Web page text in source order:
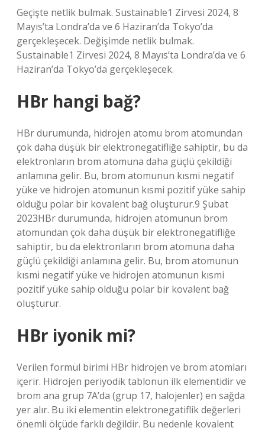
Geçişte netlik bulmak. Sustainable1 Zirvesi 2024, 8
Mayıs’ta Londra’da ve 6 Haziran’da Tokyo’da
gerçekleşecek. Değişimde netlik bulmak.
Sustainable1 Zirvesi 2024, 8 Mayıs’ta Londra’da ve 6
Haziran’da Tokyo’da gerçekleşecek.
HBr hangi bağ?
HBr durumunda, hidrojen atomu brom atomundan
çok daha düşük bir elektronegatifliğe sahiptir, bu da
elektronların brom atomuna daha güçlü çekildiği
anlamına gelir. Bu, brom atomunun kısmi negatif
yüke ve hidrojen atomunun kısmi pozitif yüke sahip
olduğu polar bir kovalent bağ oluşturur.9 Şubat
2023HBr durumunda, hidrojen atomunun brom
atomundan çok daha düşük bir elektronegatifliğe
sahiptir, bu da elektronların brom atomuna daha
güçlü çekildiği anlamına gelir. Bu, brom atomunun
kısmi negatif yüke ve hidrojen atomunun kısmi
pozitif yüke sahip olduğu polar bir kovalent bağ
oluşturur.
HBr iyonik mi?
Verilen formül birimi HBr hidrojen ve brom atomları
içerir. Hidrojen periyodik tablonun ilk elementidir ve
brom ana grup 7A’da (grup 17, halojenler) en sağda
yer alır. Bu iki elementin elektronegatiflik değerleri
önemli ölçüde farklı değildir. Bu nedenle kovalent